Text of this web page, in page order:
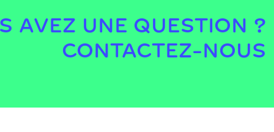
AVEZ UNE QUESTION ?
CONTACTEZ-NOUS